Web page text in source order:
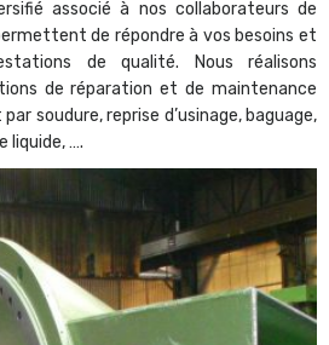
associé à nos collaborateurs de
de répondre à vos besoins et
de qualité. Nous réalisons
de réparation et de maintenance
soudure, reprise d’usinage, baguage,
liquide, ….